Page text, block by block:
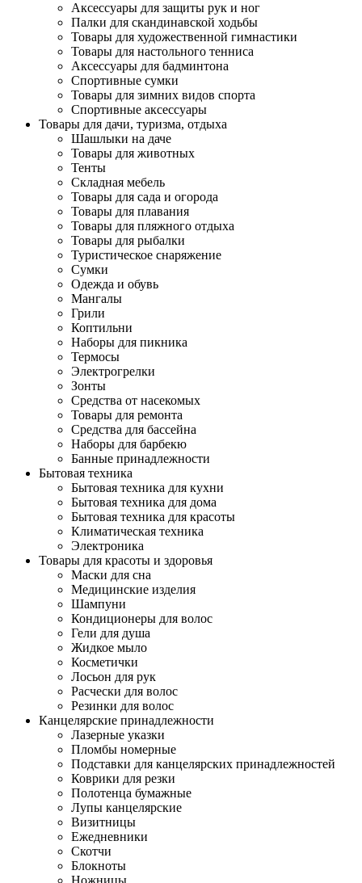
Аксессуары для защиты рук и ног
Палки для скандинавской ходьбы
Товары для художественной гимнастики
Товары для настольного тенниса
Аксессуары для бадминтона
Спортивные сумки
Товары для зимних видов спорта
Спортивные аксессуары
Товары для дачи, туризма, отдыха
Шашлыки на даче
Товары для животных
Тенты
Складная мебель
Товары для сада и огорода
Товары для плавания
Товары для пляжного отдыха
Товары для рыбалки
Туристическое снаряжение
Сумки
Одежда и обувь
Мангалы
Грили
Коптильни
Наборы для пикника
Термосы
Электрогрелки
Зонты
Средства от насекомых
Товары для ремонта
Средства для бассейна
Наборы для барбекю
Банные принадлежности
Бытовая техника
Бытовая техника для кухни
Бытовая техника для дома
Бытовая техника для красоты
Климатическая техника
Электроника
Товары для красоты и здоровья
Маски для сна
Медицинские изделия
Шампуни
Кондиционеры для волос
Гели для душа
Жидкое мыло
Косметички
Лосьон для рук
Расчески для волос
Резинки для волос
Канцелярские принадлежности
Лазерные указки
Пломбы номерные
Подставки для канцелярских принадлежностей
Коврики для резки
Полотенца бумажные
Лупы канцелярские
Визитницы
Ежедневники
Скотчи
Блокноты
Ножницы